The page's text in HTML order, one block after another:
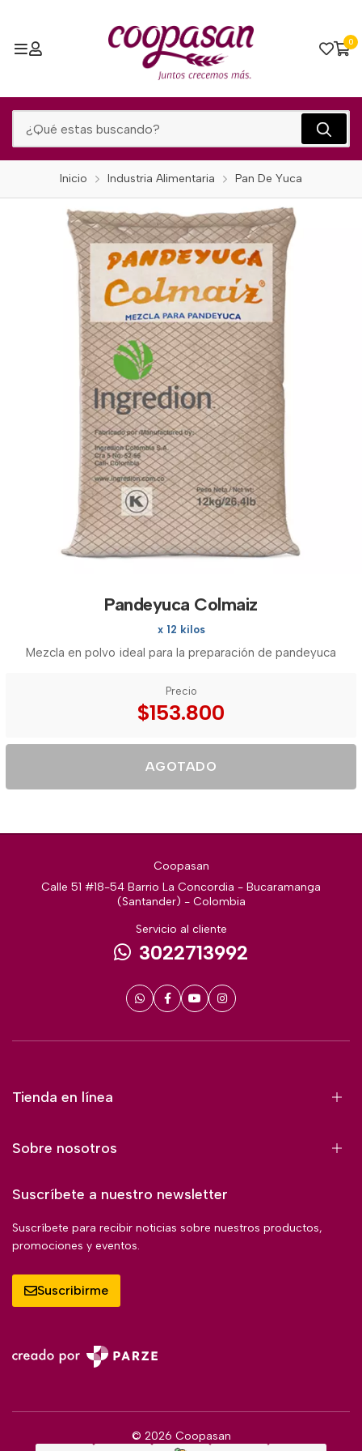
0
Inicio Industria Alimentaria Pan De Yuca
Pandeyuca Colmaiz
x 12 kilos
Mezcla en polvo ideal para la preparación de pandeyuca
Precio
$153.800
AGOTADO
Coopasan
Calle 51 #18-54 Barrio La Concordia - Bucaramanga
(Santander) - Colombia
Servicio al cliente
3022713992
Tienda en línea
Sobre nosotros
Suscríbete a nuestro newsletter
Suscríbete para recibir noticias sobre nuestros productos,
promociones y eventos.
Suscribirme
© 2026 Coopasan